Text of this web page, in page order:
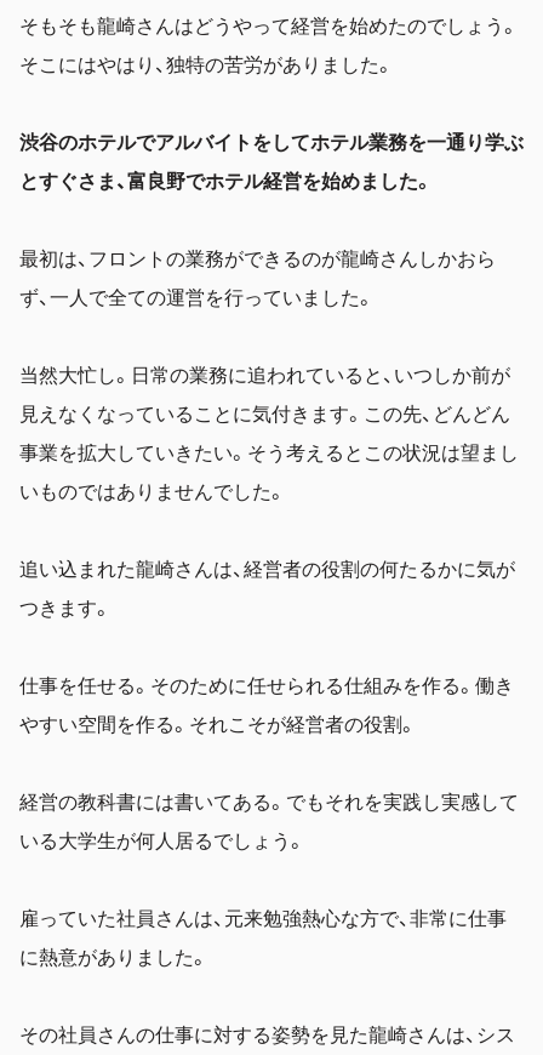
そもそも龍崎さんはどうやって経営を始めたのでしょう。
そこにはやはり、独特の苦労がありました。
渋谷のホテルでアルバイトをしてホテル業務を一通り学ぶ
とすぐさま、富良野でホテル経営を始めました。
最初は、フロントの業務ができるのが龍崎さんしかおら
ず、一人で全ての運営を行っていました。
当然大忙し。日常の業務に追われていると、いつしか前が
見えなくなっていることに気付きます。 この先、どんどん
事業を拡大していきたい。そう考えるとこの状況は望まし
いものではありませんでした。
追い込まれた龍崎さんは、経営者の役割の何たるかに気が
つきます。
仕事を任せる。そのために任せられる仕組みを作る。働き
やすい空間を作る。それこそが経営者の役割。
経営の教科書には書いてある。でもそれを実践し実感して
いる大学生が何人居るでしょう。
雇っていた社員さんは、元来勉強熱心な方で、非常に仕事
に熱意がありました。
その社員さんの仕事に対する姿勢を見た龍崎さんは、シス